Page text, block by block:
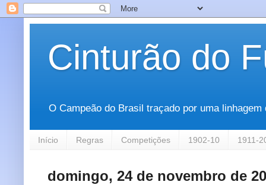
Cinturão do
O Campeão do Brasil traçado por uma
Início Regras Competições 1902-10 1911-
domingo, 24 de novembro de